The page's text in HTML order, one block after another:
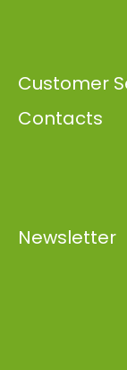
Customer
Contacts
Newsletter